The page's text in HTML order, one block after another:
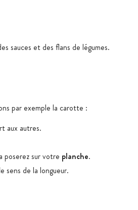
sauces et des flans de légumes.
par exemple la carotte :
aux autres.
poserez sur votre planche.
sens de la longueur.